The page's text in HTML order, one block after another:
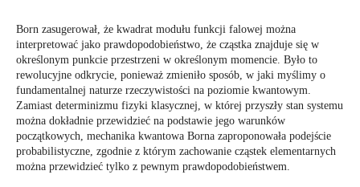
Born zasugerował, że kwadrat modułu funkcji falowej można
interpretować jako prawdopodobieństwo, że cząstka znajduje się w
określonym punkcie przestrzeni w określonym momencie. Było to
rewolucyjne odkrycie, ponieważ zmieniło sposób, w jaki myślimy o
fundamentalnej naturze rzeczywistości na poziomie kwantowym.
Zamiast determinizmu fizyki klasycznej, w której przyszły stan systemu
można dokładnie przewidzieć na podstawie jego warunków
początkowych, mechanika kwantowa Borna zaproponowała podejście
probabilistyczne, zgodnie z którym zachowanie cząstek elementarnych
można przewidzieć tylko z pewnym prawdopodobieństwem.